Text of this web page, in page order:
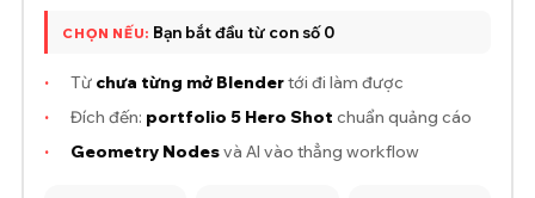
CHỌN NẾU: Bạn bắt đầu từ con số 0
· Từ chưa từng mở Blendertới đi làm được
·
Đích đến: portfolio 5 Hero Shot chuẩn quảng cáo
·
Geometry Nodesvà AI vào thẳng workflow